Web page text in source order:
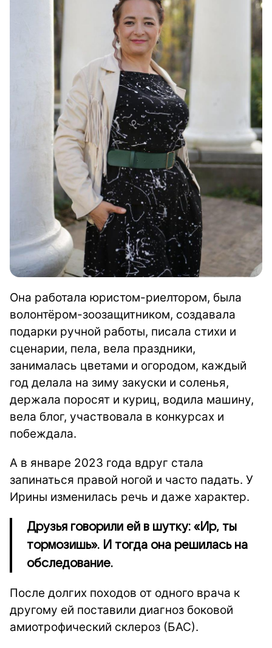
Она работала юристом-риелтором, была
волонтёром-зоозащитником, создавала
подарки ручной работы, писала стихи и
сценарии, пела, вела праздники,
занималась цветами и огородом, каждый
год делала на зиму закуски и соленья,
держала поросят и куриц, водила машину,
вела блог, участвовала в конкурсах и
побеждала.
А в январе 2023 года вдруг стала
запинаться правой ногой и часто падать. У
Ирины изменилась речь и даже характер.
Друзья говорили ей в шутку: «Ир, ты
тормозишь». И тогда она решилась на
обследование.
После долгих походов от одного врача к
другому ей поставили диагноз боковой
амиотрофический склероз (БАС).